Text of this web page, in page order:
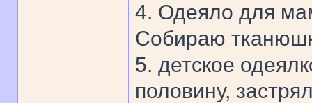
4. Одеяло для
Собираю
5. детское
половину,